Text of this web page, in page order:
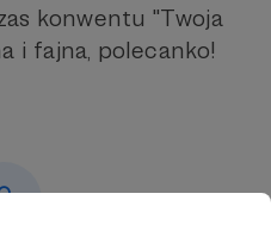
konwentu "Twoja
i fajna, polecanko!